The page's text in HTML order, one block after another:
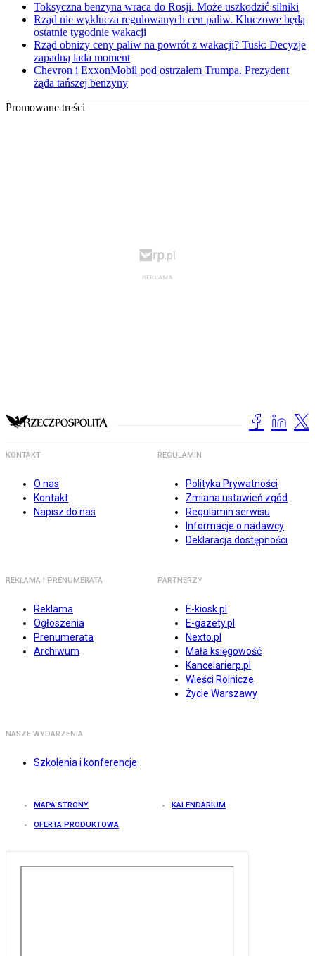
Toksyczna benzyna wraca do Rosji. Może uszkodzić silniki
Rząd nie wyklucza regulowanych cen paliw. Kluczowe będą
ostatnie tygodnie wakacji
Rząd obniży ceny paliw na powrót z wakacji? Tusk: Decyzje
zapadną lada moment
Chevron i ExxonMobil pod ostrzałem Trumpa. Prezydent
żąda tańszej benzyny
Promowane treści
KONTAKT
O nas
Kontakt
Napisz do nas
REGULAMIN
Polityka Prywatności
Zmiana ustawień zgód
Regulamin serwisu
Informacje o nadawcy
Deklaracja dostępności
REKLAMA I PRENUMERATA
Reklama
Ogłoszenia
Prenumerata
Archiwum
PARTNERZY
E-kiosk.pl
E-gazety.pl
Nexto.pl
Mała księgowość
Kancelarierp.pl
Wieści Rolnicze
Życie Warszawy
NASZE WYDARZENIA
Szkolenia i konferencje
MAPA STRONY KALENDARIUM
OFERTA PRODUKTOWA